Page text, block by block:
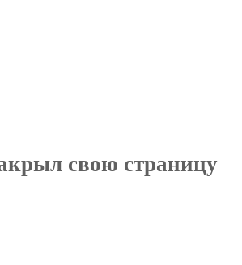
свою страницу